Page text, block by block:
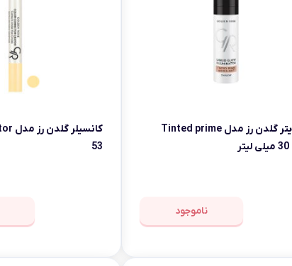
هایلایتر گلدن رز مدل Tinted prime
ناموجود
53